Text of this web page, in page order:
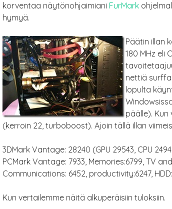
korventaa näytönohjaimiani FurMark
hymyä.
Päätin illan
180 MHz eli
nettiä
lopulta
päälle). Kun
(kerroin 22, turboboost). Ajoin tällä illan
3DMark Vantage: 28240 (GPU 29543, CPU
PCMark Vantage: 7933, Memories:6799, TV
Communications: 6452, productivity:6247,
Kun vertailemme näitä alkuperäisiin tuloksiin.